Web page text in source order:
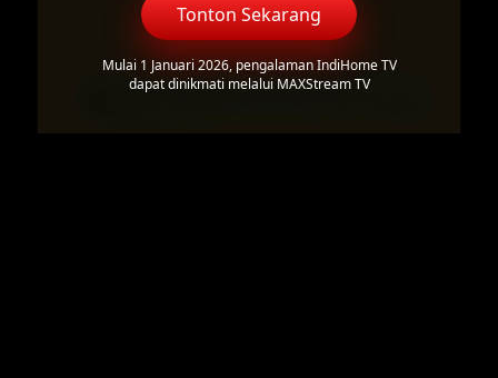
Tonton Sekarang
Mulai 1 Januari 2026, pengalaman IndiHome TV
dapat dinikmati melalui MAXStream TV